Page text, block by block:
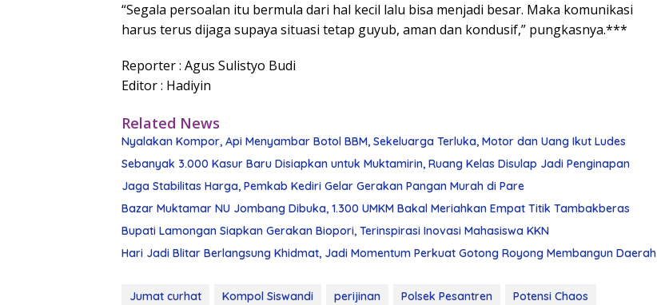
“Segala persoalan itu bermula dari hal kecil lalu bisa menjadi besar. Maka komunikasi
harus terus dijaga supaya situasi tetap guyub, aman dan kondusif,” pungkasnya.***
Reporter : Agus Sulistyo Budi
Editor : Hadiyin
Related News
Nyalakan Kompor, Api Menyambar Botol BBM, Sekeluarga Terluka, Motor dan Uang Ikut Ludes
Sebanyak 3.000 Kasur Baru Disiapkan untuk Muktamirin, Ruang Kelas Disulap Jadi Penginapan
Jaga Stabilitas Harga, Pemkab Kediri Gelar Gerakan Pangan Murah di Pare
Bazar Muktamar NU Jombang Dibuka, 1.300 UMKM Bakal Meriahkan Empat Titik Tambakberas
Bupati Lamongan Siapkan Gerakan Biopori, Terinspirasi Inovasi Mahasiswa KKN
Hari Jadi Blitar Berlangsung Khidmat, Jadi Momentum Perkuat Gotong Royong Membangun Daerah
Jumat curhat Kompol Siswandi perijinan Polsek Pesantren Potensi Chaos